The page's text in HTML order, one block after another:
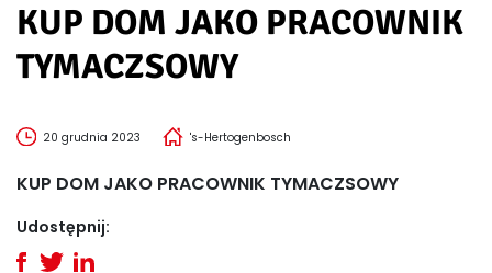
KUP DOM JAKO PRACOWNIK
TYMACZSOWY
20 grudnia 2023 's-Hertogenbosch
KUP DOM JAKO PRACOWNIK TYMACZSOWY
Udostępnij: